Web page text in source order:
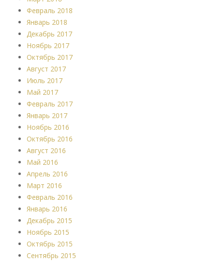
Февраль 2018
Январь 2018
Декабрь 2017
Ноябрь 2017
Октябрь 2017
Август 2017
Июль 2017
Май 2017
Февраль 2017
Январь 2017
Ноябрь 2016
Октябрь 2016
Август 2016
Май 2016
Апрель 2016
Март 2016
Февраль 2016
Январь 2016
Декабрь 2015
Ноябрь 2015
Октябрь 2015
Сентябрь 2015